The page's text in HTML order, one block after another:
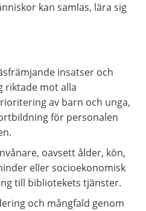
kan samlas, lära sig
insatser och
mot alla
av barn och unga,
för personalen
oavsett ålder, kön,
eller socioekonomisk
till bibliotekets tjänster.
och mångfald genom